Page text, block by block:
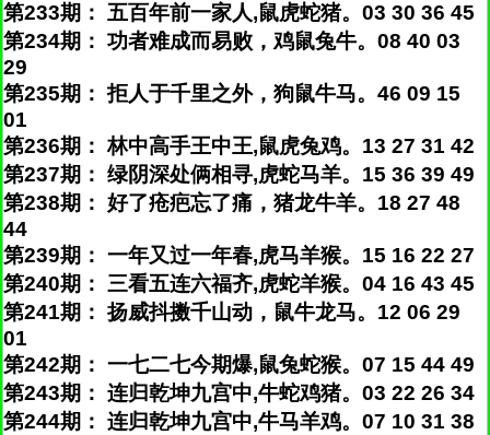
第233期： 五百年前一家人,鼠虎蛇猪。03 30 36 45
第234期： 功者难成而易败，鸡鼠兔牛。08 40 03
29
第235期： 拒人于千里之外，狗鼠牛马。46 09 15
01
第236期： 林中高手王中王,鼠虎兔鸡。13 27 31 42
第237期： 绿阴深处俩相寻,虎蛇马羊。15 36 39 49
第238期： 好了疮疤忘了痛，猪龙牛羊。18 27 48
44
第239期： 一年又过一年春,虎马羊猴。15 16 22 27
第240期： 三看五连六福齐,虎蛇羊猴。04 16 43 45
第241期： 扬威抖擞千山动，鼠牛龙马。12 06 29
01
第242期： 一七二七今期爆,鼠兔蛇猴。07 15 44 49
第243期： 连归乾坤九宫中,牛蛇鸡猪。03 22 26 34
第244期： 连归乾坤九宫中,牛马羊鸡。07 10 31 38